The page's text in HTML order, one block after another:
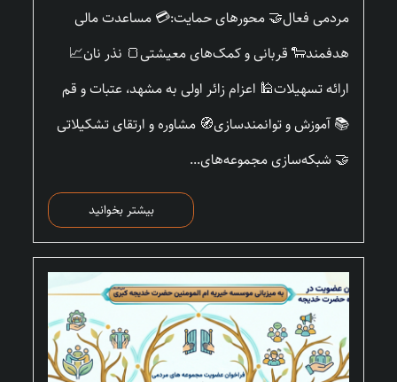
مردمی فعال🤝 محورهای حمایت:💳 مساعدت مالی
هدفمند🐑 قربانی و کمک‌های معیشتی🍞 نذر نان📈
ارائه تسهیلات🕌 اعزام زائر اولی به مشهد، عتبات و قم
📚 آموزش و توانمندسازی🧭 مشاوره و ارتقای تشکیلاتی
🤝 شبکه‌سازی مجموعه‌های...
بیشتر بخوانید